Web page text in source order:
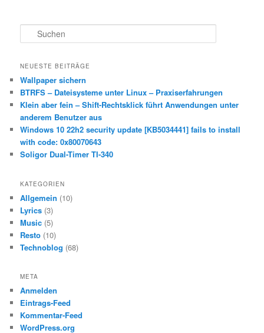
u
h
n
NEUESTE BEITRÄGE
Wallpaper sichern
BTRFS – Dateisysteme unter Linux – Praxiserfahrungen
Klein aber fein – Shift-Rechtsklick führt Anwendungen unter
anderem Benutzer aus
Windows 10 22h2 security update [KB5034441] fails to install
with code: 0x80070643
Soligor Dual-Timer TI-340
KATEGORIEN
Allgemein (10)
Lyrics (3)
Music (5)
Resto (10)
Technoblog (68)
META
Anmelden
Eintrags-Feed
Kommentar-Feed
WordPress.org